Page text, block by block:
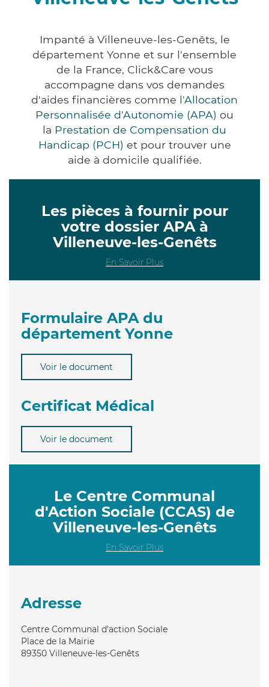
Impanté à Villeneuve-les-Genêts, le
département Yonne et sur l'ensemble
de la France, Click&Care vous
accompagne dans vos demandes
d'aides financières comme l'Allocation
Personnalisée d'Autonomie (APA) ou
la Prestation de Compensation du
Handicap (PCH) et pour trouver une
aide à domicile qualifiée.
Les pièces à fournir pour
votre dossier APA à
Villeneuve-les-Genêts
En Savoir Plus
Formulaire APA du
département Yonne
Voir le document
Certificat Médical
Voir le document
Le Centre Communal
d'Action Sociale (CCAS) de
Villeneuve-les-Genêts
En Savoir Plus
Adresse
Centre Communal d'action Sociale
Place de la Mairie
89350 Villeneuve-les-Genêts